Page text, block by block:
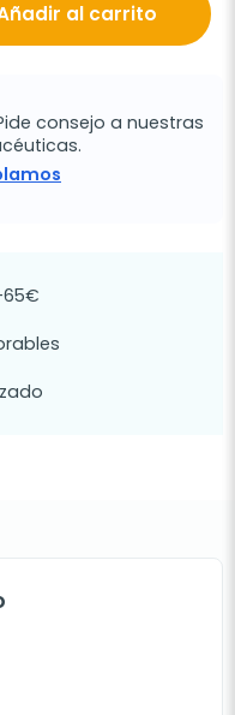
al carrito
consejo a nuestras